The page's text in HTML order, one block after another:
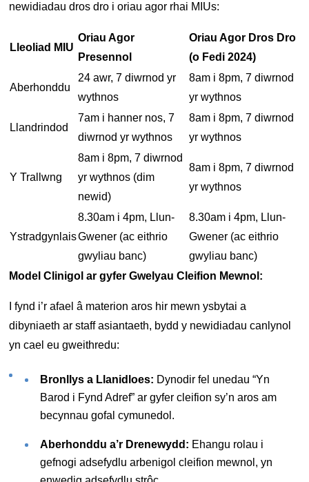
newidiadau dros dro i oriau agor rhai MIUs:
Lleoliad MIU
Oriau Agor
Presennol
Oriau Agor Dros Dro
(o Fedi 2024)
Aberhonddu
24 awr, 7 diwrnod yr
wythnos
8am i 8pm, 7 diwrnod
yr wythnos
Llandrindod
7am i hanner nos, 7
diwrnod yr wythnos
8am i 8pm, 7 diwrnod
yr wythnos
Y Trallwng
8am i 8pm, 7 diwrnod
yr wythnos (dim
newid)
8am i 8pm, 7 diwrnod
yr wythnos
Ystradgynlais
8.30am i 4pm, Llun-
Gwener (ac eithrio
gwyliau banc)
8.30am i 4pm, Llun-
Gwener (ac eithrio
gwyliau banc)
Model Clinigol ar gyfer Gwelyau Cleifion Mewnol:
I fynd i’r afael â materion aros hir mewn ysbytai a
dibyniaeth ar staff asiantaeth, bydd y newidiadau canlynol
yn cael eu gweithredu:
Bronllys a Llanidloes: Dynodir fel unedau “Yn
Barod i Fynd Adref” ar gyfer cleifion sy’n aros am
becynnau gofal cymunedol.
Aberhonddu a’r Drenewydd: Ehangu rolau i
gefnogi adsefydlu arbenigol cleifion mewnol, yn